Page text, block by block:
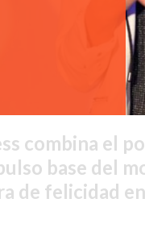
combina el
base del
de felicidad